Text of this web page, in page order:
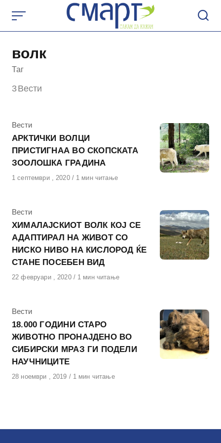
content
волк
Таг
3Вести
КАтегорија
Вести
АРКТИЧКИ ВОЛЦИ
ПРИСТИГНАА ВО СКОПСКАТА
ЗООЛОШКА ГРАДИНА
Објавено
1 септември , 2020 1 мин читање
КАтегорија
Вести
ХИМАЛАЈСКИОТ ВОЛК КОЈ СЕ
АДАПТИРАЛ НА ЖИВОТ СО
НИСКО НИВО НА КИСЛОРОД ЌЕ
СТАНЕ ПОСЕБЕН ВИД
Објавено
22 февруари , 2020 1 мин читање
КАтегорија
Вести
18.000 ГОДИНИ СТАРО
ЖИВОТНО ПРОНАЈДЕНО ВО
СИБИРСКИ МРАЗ ГИ ПОДЕЛИ
НАУЧНИЦИТЕ
Објавено
28 ноември , 2019 1 мин читање